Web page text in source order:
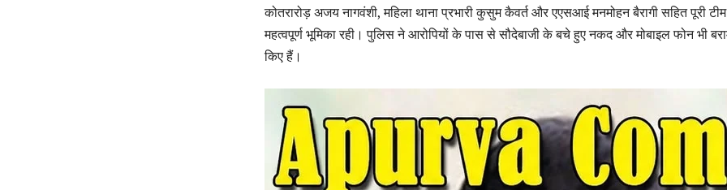
कोतरारोड़ अजय नागवंशी, महिला थाना प्रभारी कुसुम कैवर्त और एएसआई मनमोहन बैरागी सहित पूरी
महत्वपूर्ण भूमिका रही। पुलिस ने आरोपियों के पास से सौदेबाजी के बचे हुए नकद और मोबाइल फोन भी
किए हैं।